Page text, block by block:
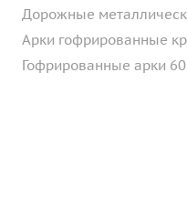
Дорожные
Арки гофрированные
Гофрированные арки